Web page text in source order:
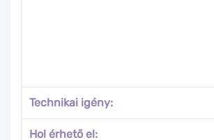
Technikai igény:
Hol érhető el: